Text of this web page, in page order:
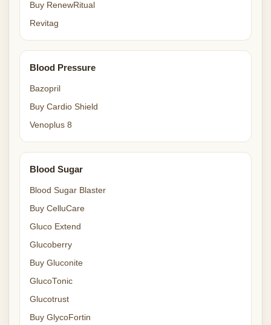
Buy RenewRitual
Revitag
Blood Pressure
Bazopril
Buy Cardio Shield
Venoplus 8
Blood Sugar
Blood Sugar Blaster
Buy CelluCare
Gluco Extend
Glucoberry
Buy Gluconite
GlucoTonic
Glucotrust
Buy GlycoFortin